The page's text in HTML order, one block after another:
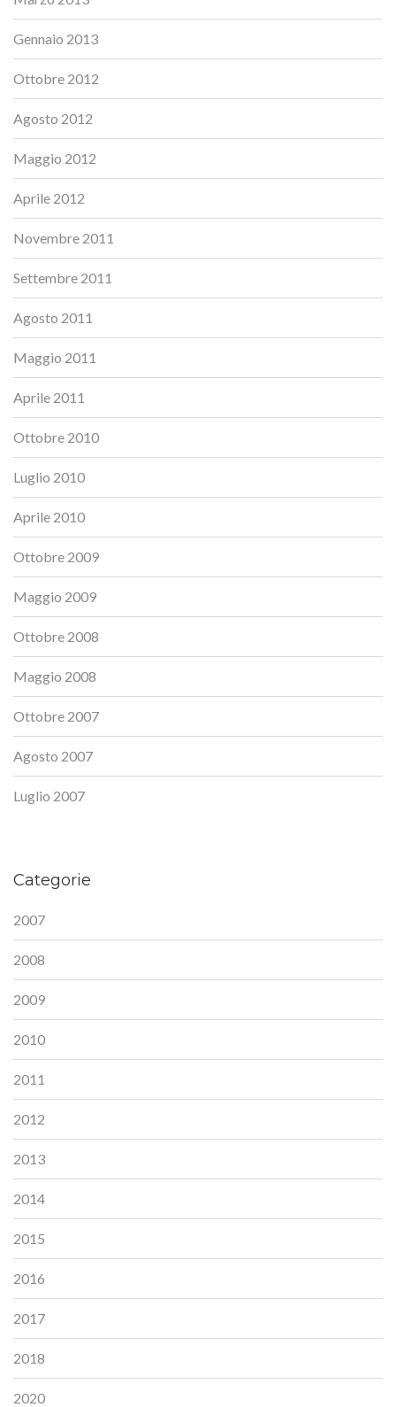
Gennaio 2013
Ottobre 2012
Agosto 2012
Maggio 2012
Aprile 2012
Novembre 2011
Settembre 2011
Agosto 2011
Maggio 2011
Aprile 2011
Ottobre 2010
Luglio 2010
Aprile 2010
Ottobre 2009
Maggio 2009
Ottobre 2008
Maggio 2008
Ottobre 2007
Agosto 2007
Luglio 2007
Categorie
2007
2008
2009
2010
2011
2012
2013
2014
2015
2016
2017
2018
2020